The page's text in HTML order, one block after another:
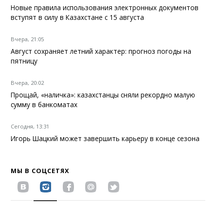
Новые правила использования электронных документов
вступят в силу в Казахстане с 15 августа
Вчера, 21:05
Август сохраняет летний характер: прогноз погоды на
пятницу
Вчера, 20:02
Прощай, «наличка»: казахстанцы сняли рекордно малую
сумму в банкоматах
Сегодня, 13:31
Игорь Шацкий может завершить карьеру в конце сезона
МЫ В СОЦСЕТЯХ